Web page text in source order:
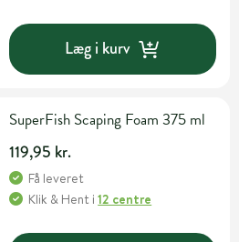
Læg i kurv
SuperFish Scaping Foam 375 ml
119,95 kr.
Få leveret
Klik & Hent i12 centre